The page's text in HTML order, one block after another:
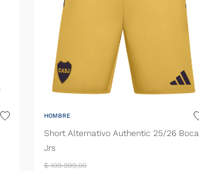
HOMBRE
Short Alternativo Authentic 25/26 Boca
Jrs
$ 109.999,00